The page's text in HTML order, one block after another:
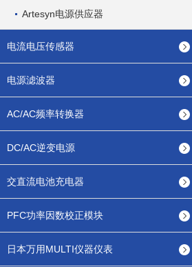
Artesyn电源供应器
电流电压传感器
电源滤波器
AC/AC频率转换器
DC/AC逆变电源
交直流电池充电器
PFC功率因数校正模块
日本万用MULTI仪器仪表